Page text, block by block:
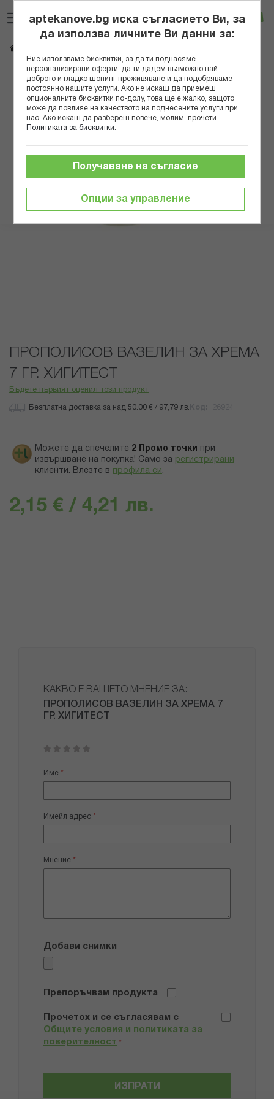
към
съдържанието
Вход
ПРОПОЛИСОВ ВАЗЕЛИН ЗА ХРЕМА 7 ГР. ХИГИТЕСТ
Преминете
края
към
началото
на
галерия
ПРОПОЛИСОВ ВАЗЕЛИН ЗА ХРЕМА
7 ГР. ХИГИТЕСТ
Бъдете първият оценил този продукт
Безплатна доставка за над 50.00 € / 97,79 лв.
Можете да спечелите 2 Промо точки
при
извършване на покупка! Само за регистрирани
клиенти. Влезте в профила си .
2,15 € / 4,21 лв.
КАКВО Е ВАШЕТО МНЕНИЕ ЗА:
ПРОПОЛИСОВ ВАЗЕЛИН ЗА ХРЕМА 7
ГР. ХИГИТЕСТ
star
stars
stars
stars
stars
Име
Имейл адрес
Мнение
Добави снимки
Препоръчвам продукта
Прочетох и се съгласявам с
Общите условия и политиката за
поверителност *
ИЗПРАТИ
aptekanove.bg иска съгласието Ви, за
да използва личните Ви данни за:
Ние използваме бисквитки, за да ти поднасяме
персонализирани оферти, да ти дадем възможно най-
доброто и гладко шопинг преживяване и да подобряваме
постоянно нашите услуги. Ако не искаш да приемеш
опционалните бисквитки по-долу, това ще е жалко, защото
може да повлияе на качеството на поднесените услуги при
нас. Ако искаш да разбереш повече, молим, прочети
Политиката за бисквитки
Опции за управление
Получаване на съгласие